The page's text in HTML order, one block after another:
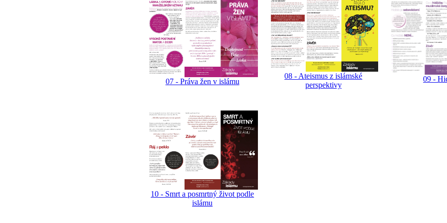
07 - Práva žen v islámu
08 - Ateismus z islámské
perspektivy
09 -
10 - Smrt a posmrtný život podle
islámu